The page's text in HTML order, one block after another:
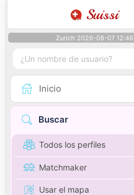
Suissi
Zurich 2026-08-07 12:46
Inicio
Buscar
Todos los perfiles
Matchmaker
Usar el mapa